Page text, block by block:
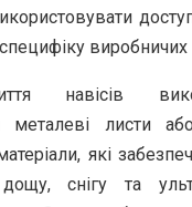
виробничих
навісів
металеві листи
які
снігу та